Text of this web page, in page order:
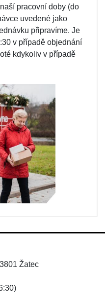
pracovní doby (do
uvedené jako
připravíme. Je
v případě objednání
kdykoliv v případě
Žatec